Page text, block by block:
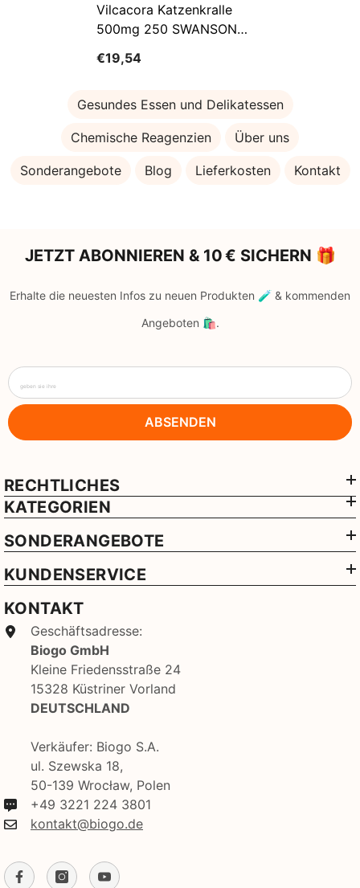
Vilcacora Katzenkralle
500mg 250 SWANSON
€19,54
Gesundes Essen und Delikatessen
Chemische Reagenzien Über uns
Sonderangebote Blog Lieferkosten Kontakt
JETZT ABONNIEREN & 10 € SICHERN 🎁
Erhalte die neuesten Infos zu neuen Produkten 🧪 & kommenden
Angeboten 🛍️.
geben sie ihre
ABSENDEN
RECHTLICHES
KATEGORIEN
SONDERANGEBOTE
KUNDENSERVICE
KONTAKT
Geschäftsadresse:
Biogo GmbH
Kleine Friedensstraße 24
15328 Küstriner Vorland
DEUTSCHLAND
Verkäufer: Biogo S.A.
ul. Szewska 18,
50-139 Wrocław, Polen
+49 3221 224 3801
kontakt@biogo.de